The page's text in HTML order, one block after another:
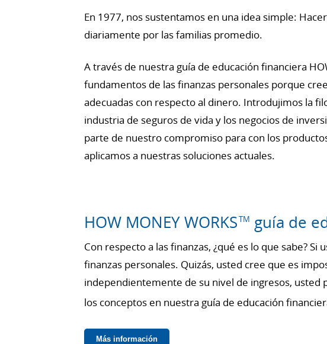
En 1977, nos sustentamos en una idea simple:
diariamente por las familias promedio.
A través de nuestra guía de educación financiera
fundamentos de las finanzas personales porque
adecuadas con respecto al dinero. Introdujimos la
industria de seguros de vida y los negocios de
parte de nuestro compromiso para con los
aplicamos a nuestras soluciones actuales.
HOW MONEY WORKSTM guía de
Con respecto a las finanzas, ¿qué es lo que sabe?
finanzas personales. Quizás, usted cree que es
independientemente de su nivel de ingresos,
los conceptos en nuestra guía de educación
Más información